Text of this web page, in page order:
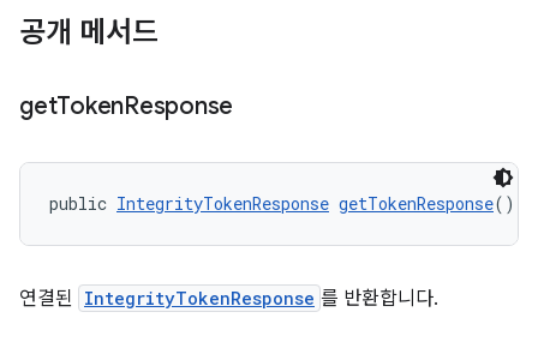
공개 메서드
getTokenResponse
public IntegrityTokenResponse getTokenResponse()
연결된 IntegrityTokenResponse 를 반환합니다.